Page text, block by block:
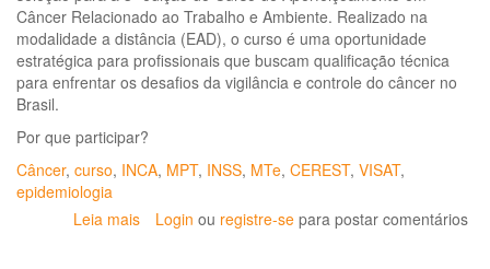
Câncer Relacionado ao Trabalho e Ambiente. Realizado na
modalidade a distância (EAD), o curso é uma oportunidade
estratégica para profissionais que buscam qualificação técnica
para enfrentar os desafios da vigilância e controle do câncer no
Brasil.
Por que participar?
Câncer, curso, INCA, MPT, INSS, MTe, CEREST, VISAT,
epidemiologia
Leia mais sobre
Login ou registre-se para postar comentários